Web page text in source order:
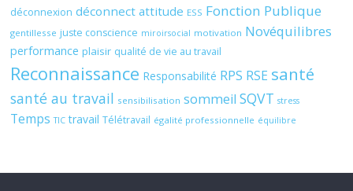
déconnexion déconnect attitude ESS Fonction Publique
gentillesse juste conscience miroirsocial motivation Novéquilibres
performance plaisir qualité de vie au travail
Reconnaissance Responsabilité RPS RSE santé
santé au travail sensibilisation sommeil SQVT stress
Temps TIC travail Télétravail égalité professionnelle équilibre